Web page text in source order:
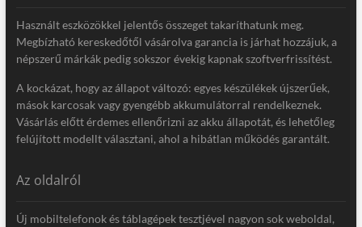
Használt eszközökkel jelentős összeget takaríthatunk meg.
Megbízható kereskedőtől vásárolva garancia is járhat hozzájuk, a
népszerű márkák pedig sokszor évekig kapnak szoftverfrissítést.
A kockázat, hogy az állapot változó: egyes készülékek újszerűek,
mások karcosak vagy gyengébb akkumulátorral rendelkeznek.
Vásárlás előtt érdemes ellenőrizni az akku állapotát, és lehetőleg
felújított modellt választani, ahol a hibátlan működés garantált.
Az oldalról
Új mobiltelefonok és táblagépek tesztjével nagyon sok weboldal,